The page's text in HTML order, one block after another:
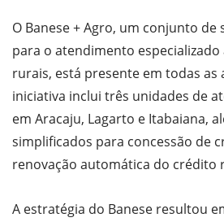
O Banese + Agro, um conjunto de
para o atendimento
rurais, está presente em todas as
iniciativa inclui três unidades de
em Aracaju, Lagarto e Itabaiana,
simplificados para concessão de
renovação automática do crédito
A estratégia do Banese resultou